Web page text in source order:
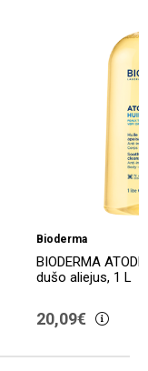
Ecosh
ECOSH
90 mg, su
14,50€